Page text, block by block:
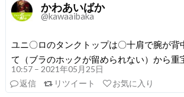
かわあいばか
@kawaaibaka
ユニ〇ロのタンクトップは〇十肩で腕が背
て（ブラのホックが留められない）から重
10:57 – 2021年05月25日
返信
リツイート お気に入り